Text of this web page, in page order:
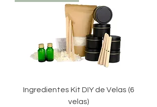
Ingredientes Kit DIY de Velas (6
velas)